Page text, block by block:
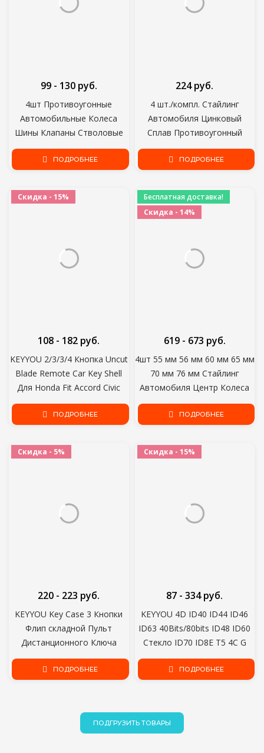
4шт Противоугонные
Автомобильные Колеса
Шины Клапаны Стволовые
Воздушные Крышки Крышки
Автоаксессуары для bmw
skoda vw ford
99 - 130 руб.
ПОДРОБНЕЕ
4 шт./компл. Стайлинг
Автомобиля Цинковый
Сплав Противоугонный
Средний Палец Стиль
Автомобильные Шины
Колесные Шины Шток Шины
Воздушный Колпачок
Герметичная крышка
224 руб.
ПОДРОБНЕЕ
Скидка - 15%
KEYYOU 2/3/3/4 Кнопка Uncut
Blade Remote Car Key Shell
Для Honda Fit Accord Civic
CRV Pilot Insight Jazz HRV Fob
Case Cover
108 - 182 руб.
ПОДРОБНЕЕ
Бесплатная доставка!
Скидка - 14%
4шт 55 мм 56 мм 60 мм 65 мм
70 мм 76 мм Стайлинг
Автомобиля Центр Колеса
Крышка Ступицы Крышки
Значок Аксессуары Для Vw
619 - 673 руб.
ПОДРОБНЕЕ
Скидка - 5%
KEYYOU Key Case 3 Кнопки
Флип складной Пульт
Дистанционного Ключа
Чехол Чехол для FIAT 500
Panda Punto Bravo
220 - 223 руб.
ПОДРОБНЕЕ
Скидка - 15%
KEYYOU 4D ID40 ID44 ID46
ID63 40Bits/80bits ID48 ID60
Стекло ID70 ID8E T5 4C G
Чип Автоответчик
Удаленный Ключ
87 - 334 руб.
ПОДРОБНЕЕ
ПОДГРУЗИТЬ ТОВАРЫ